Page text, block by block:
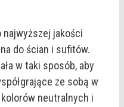
najwyższej jakości
do ścian i sufitów.
w taki sposób, aby
ze sobą w
neutralnych i